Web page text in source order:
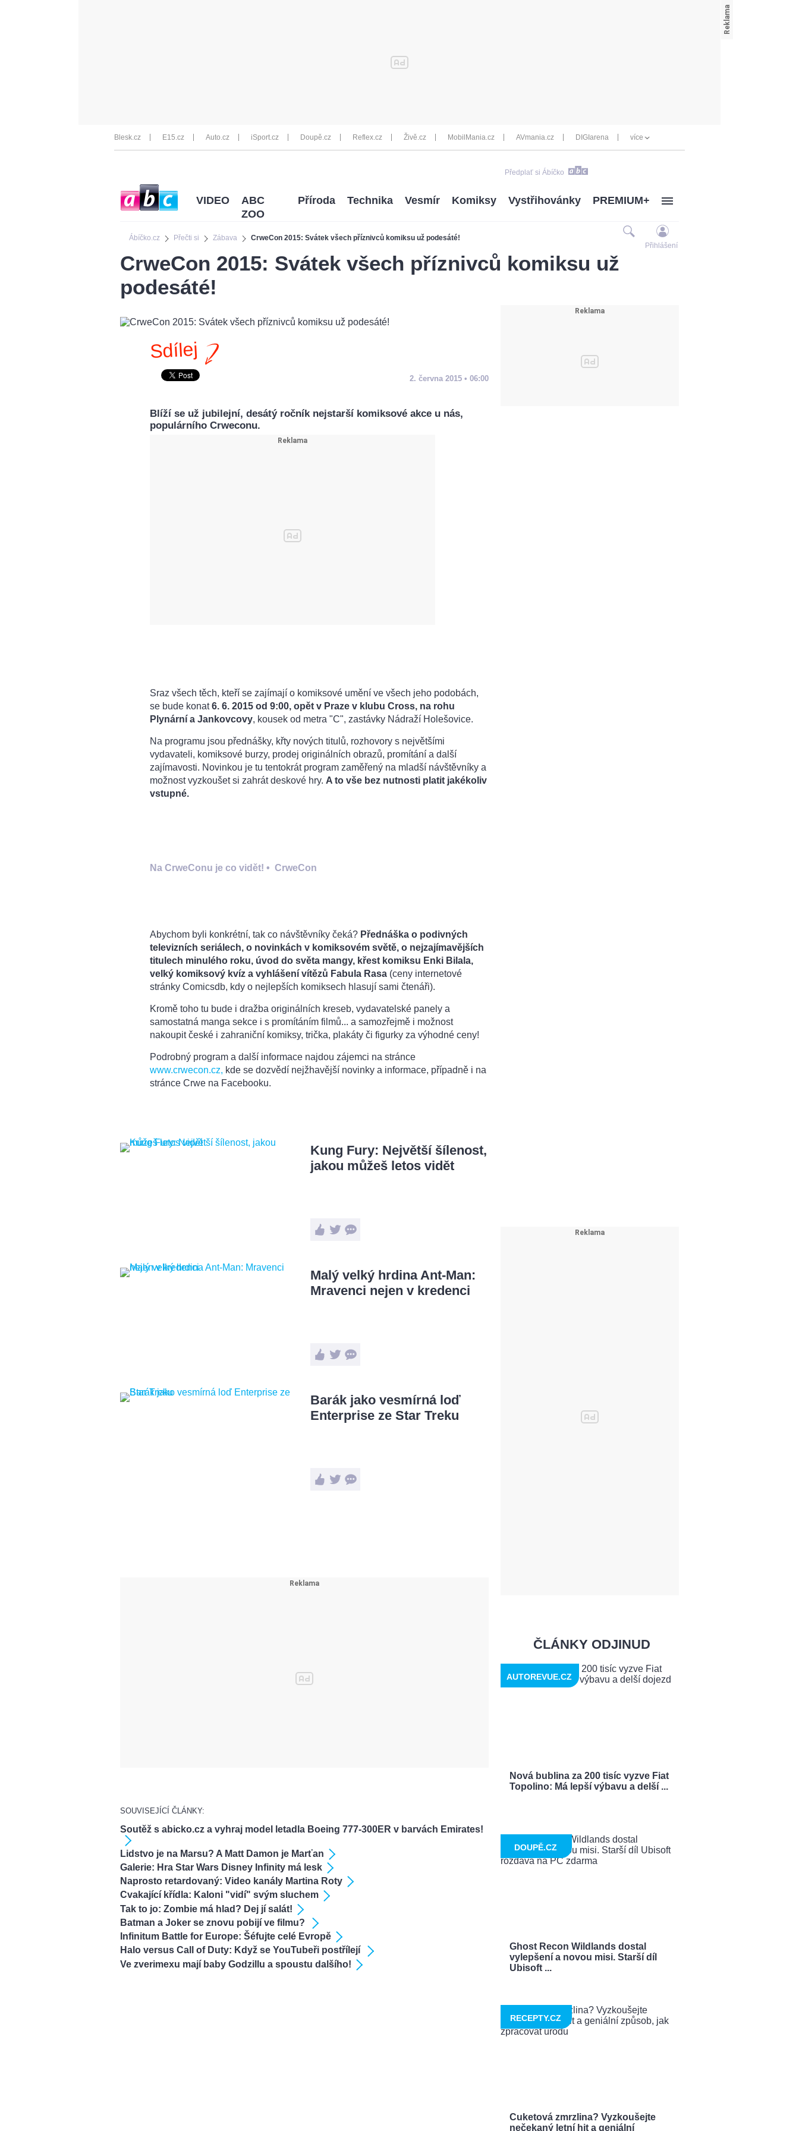
Blesk.cz E15.cz Auto.cz iSport.cz Doupě.cz Reflex.cz Živě.cz MobilMania.cz AVmania.cz DIGIarena více
Předplať si Ábíčko
Ábíčko.cz Přečti si Zábava CrweCon 2015: Svátek všech příznivců komiksu už podesáté!
VIDEO
ABC
ZOO
Příroda Technika Vesmír Komiksy Vystřihovánky PREMIUM+
Přihlášení
CrweCon 2015: Svátek všech příznivců komiksu už
podesáté!
Sdílej
2. června 2015 • 06:00
Blíží se už jubilejní, desátý ročník nejstarší komiksové akce u nás,
populárního Crweconu.
Sraz všech těch, kteří se zajímají o komiksové umění ve všech jeho podobách,
se bude konat6. 6. 2015 od 9:00, opět v Praze v klubu Cross, na rohu
Plynární a Jankovcovy, kousek od metra "C", zastávky Nádraží Holešovice.
Na programu jsou přednášky, křty nových titulů, rozhovory s největšími
vydavateli, komiksové burzy, prodej originálních obrazů, promítání a další
zajímavosti. Novinkou je tu tentokrát program zaměřený na mladší návštěvníky a
možnost vyzkoušet si zahrát deskové hry. A to vše bez nutnosti platit jakékoliv
vstupné.
Na CrweConu je co vidět! • CrweCon
Abychom byli konkrétní, tak co návštěvníky čeká? Přednáška o podivných
televizních seriálech, o novinkách v komiksovém světě, o nejzajímavějších
titulech minulého roku, úvod do světa mangy, křest komiksu Enki Bilala,
velký komiksový kvíz a vyhlášení vítězů Fabula Rasa (ceny internetové
stránky Comicsdb, kdy o nejlepších komiksech hlasují sami čtenáři).
Kromě toho tu bude i dražba originálních kreseb, vydavatelské panely a
samostatná manga sekce i s promítáním filmů... a samozřejmě i možnost
nakoupit české i zahraniční komiksy, trička, plakáty či figurky za výhodné ceny!
Podrobný program a další informace najdou zájemci na stránce
www.crwecon.cz, kde se dozvědí nejžhavější novinky a informace, případně i na
stránce Crwe na Facebooku.
Kung Fury: Největší šílenost,
jakou můžeš letos vidět
Malý velký hrdina Ant-Man:
Mravenci nejen v kredenci
Barák jako vesmírná loď
Enterprise ze Star Treku
SOUVISEJÍCÍ ČLÁNKY:
Soutěž s abicko.cz a vyhraj model letadla Boeing 777-300ER v barvách Emirates!
Lidstvo je na Marsu? A Matt Damon je Marťan
Galerie: Hra Star Wars Disney Infinity má lesk
Naprosto retardovaný: Video kanály Martina Roty
Cvakající křídla: Kaloni "vidí" svým sluchem
Tak to jo: Zombie má hlad? Dej jí salát!
Batman a Joker se znovu pobijí ve filmu?
Infinitum Battle for Europe: Šéfujte celé Evropě
Halo versus Call of Duty: Když se YouTubeři postřílejí
Ve zverimexu mají baby Godzillu a spoustu dalšího!
ČLÁNKY ODJINUD
Nová bublina za 200 tisíc vyzve Fiat
Topolino: Má lepší výbavu a delší ...
AUTOREVUE.CZ
Ghost Recon Wildlands dostal
vylepšení a novou misi. Starší díl
Ubisoft ...
DOUPĚ.CZ
Cuketová zmrzlina? Vyzkoušejte
nečekaný letní hit a geniální
RECEPTY.CZ